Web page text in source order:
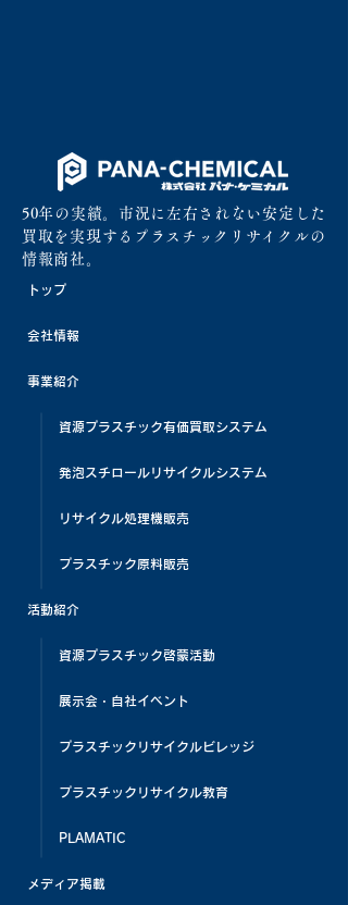
50年の実績。市況に左右されない安定した
買取を実現するプラスチックリサイクルの
情報商社。
トップ
会社情報
事業紹介
資源プラスチック有価買取システム
発泡スチロールリサイクルシステム
リサイクル処理機販売
プラスチック原料販売
活動紹介
資源プラスチック啓蒙活動
展示会・自社イベント
プラスチックリサイクルビレッジ
プラスチックリサイクル教育
PLAMATIC
メディア掲載